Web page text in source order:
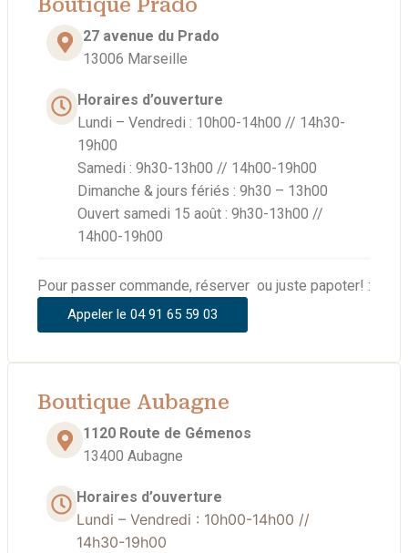
Boutique Prado
27 avenue du Prado
13006 Marseille
Horaires d’ouverture
Lundi – Vendredi : 10h00-14h00 // 14h30-
19h00
Samedi : 9h30-13h00 // 14h00-19h00
Dimanche & jours fériés : 9h30 – 13h00
Ouvert samedi 15 août : 9h30-13h00 //
14h00-19h00
Pour passer commande, réserver ou juste papoter! :
Appeler le 04 91 65 59 03
Boutique Aubagne
1120 Route de Gémenos
13400 Aubagne
Horaires d’ouverture
Lundi – Vendredi : 10h00-14h00 //
14h30-19h00